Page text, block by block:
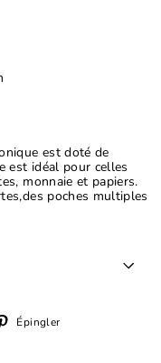
est doté de
est idéal pour celles
monnaie et papiers.
poches multiples
Épingler